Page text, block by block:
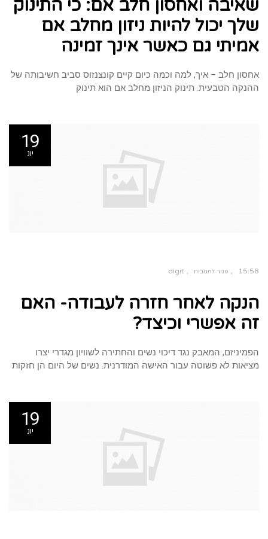
חלב
אם:
התינוק
שלך
יכול
מחלב
אם
אמיתי
זמינה
שאיבה ואחסון חלב אם: כי התינוק
שלך יכול להיות ניזון מחלב אם
אמיתי גם כאשר אינך זמינה
אחסון חלב – איך, למה וכמה כיום קיים קונצנזוס סביב חשיבותה של
ההנקה הטבעית. תינוק הניזון מחלב אם הוא תינוק
19
יונ
15:58 סגור לתגובות
לאחר
חזרה
לעבודה-
זה
אפשרי
וכיצד?
digit
הנקה לאחר חזרה לעבודה- האם
זה אפשרי וכיצד?
הפמיניזם, המאבק נגד דיכוי נשים והחתירה לשוויון מגדרי יצרו
מציאות לא פשוטה עבור האישה המודרנית. נשים של היום הן חזקות
19
יונ